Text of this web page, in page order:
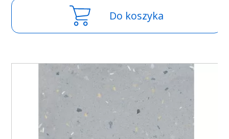
Do koszyka